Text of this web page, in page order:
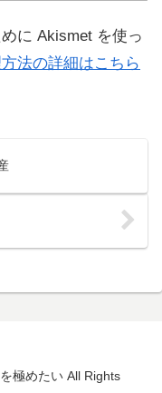
に Akismet を使っ
法の詳細はこちら
極めたい All Rights